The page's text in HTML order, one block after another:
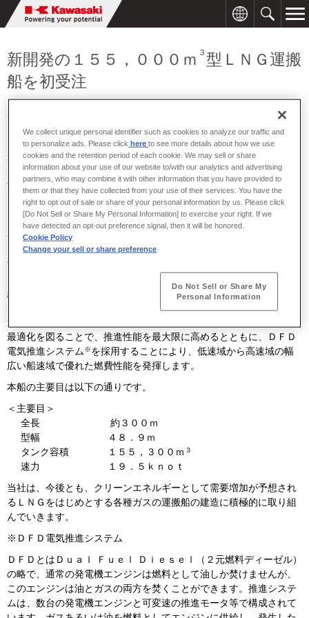
新開発の１５５，０００ｍ ３ 型ＬＮＧ運搬
船を初受注
川崎重工は、三井物産株式会社と１５５，０００ｍ ３型ＬＮＧ運搬
船２隻の造船契約を締結しました。本船は、当社坂出工場で建造
し、２０１７年から２０１８年にかけての引き渡しを予定していま
す。なお本船は、三井物産株式会社が米国で開発を進めるキャメロ
ンＬＮＧプロジェクトにおいて、日本を中心とした需要家へのＬＮ
Ｇ輸送に投入される予定です。
今回受注したＬＮＧ運搬船は、当社が新たに開発した２軸船で、１
５５，０００ｍ３のカーゴタンク容積を持つモス型ＬＮＧ運搬船で
す。本船は、世界の主要なＬＮＧターミナルへ入港可能な船体寸法
維持しつつ、モス型のカーゴタンクを備えた汎用性の高い船型とし
て、ＬＮＧトレードの多様化に対応します。さらに、船体構造の最
適化による船体重量の軽量化や、２軸推進方式の採用と船体形状の
最適化を図ることで、推進性能を最大限に高めるとともに、ＤＦＤ
電気推進システム※を採用することにより、低速域から高速域の幅
広い船速域で優れた燃費性能を発揮します。
本船の主要目は以下の通りです。
＜主要目＞
全長
約３００ｍ
型幅
４８．９ｍ
タンク容積
１５５，３００ｍ ３
速力
１９．５ｋｎｏｔ
当社は、今後とも、クリーンエネルギーとして需要増加が予想され
るＬＮＧをはじめとする各種ガスの運搬船の建造に積極的に取り組
んでいきます。
※ＤＦＤ電気推進システム
ＤＦＤとはＤｕａｌ Ｆｕｅｌ Ｄｉｅｓｅｌ（２元燃料ディーゼル）
の略で、通常の発電機エンジンは燃料として油しか焚けませんが、
このエンジンは油とガスの両方を焚くことができます。推進システ
ムは、数台の発電機エンジンと可変速の推進モータ等で構成されて
We collect unique personal identifier such as cookies to analyze our traffic and
to personalize ads. Please click hereto see more details about how we use
cookies and the retention period of each cookie. We may sell or share
information about your use of our website to/with our analytics and advertising
partners, who may combine it with other information that you have provided to
them or that they have collected from your use of their services. You have the
right to opt out of sale or share of your personal information by us. Please click
[Do Not Sell or Share My Personal Information] to exercise your right. If we
have detected an opt-out preference signal, then it will be honored.
Cookie Policy
Change your sell or share preference
Do Not Sell or Share My
Personal Information